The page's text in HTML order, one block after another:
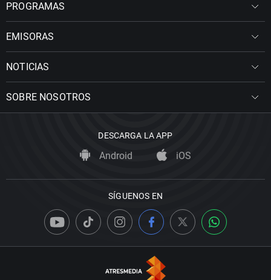
PROGRAMAS
EMISORAS
NOTICIAS
SOBRE NOSOTROS
DESCARGA LA APP
Android iOS
SÍGUENOS EN